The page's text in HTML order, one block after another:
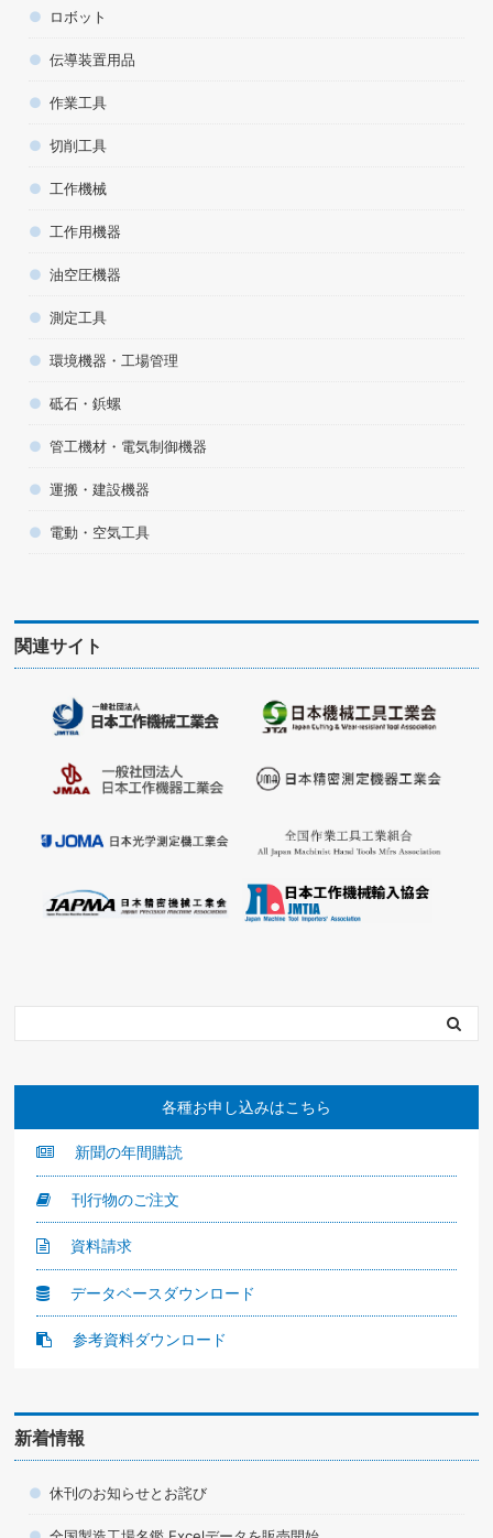
ロボット
伝導装置用品
作業工具
切削工具
工作機械
工作用機器
油空圧機器
測定工具
環境機器・工場管理
砥石・鋲螺
管工機材・電気制御機器
運搬・建設機器
電動・空気工具
関連サイト
各種お申し込みはこちら
新聞の年間購読
刊行物のご注文
資料請求
データベースダウンロード
参考資料ダウンロード
新着情報
休刊のお知らせとお詫び